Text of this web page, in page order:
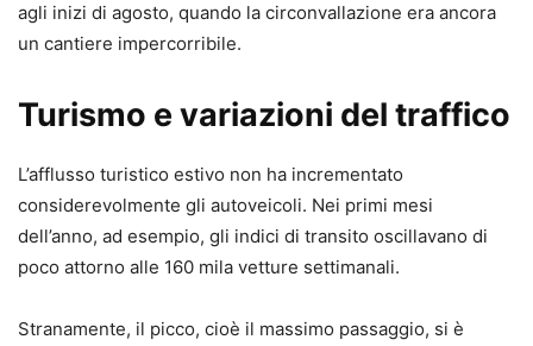
agli inizi di agosto, quando la circonvallazione era ancora
un cantiere impercorribile.
Turismo e variazioni del traffico
L’afflusso turistico estivo non ha incrementato
considerevolmente gli autoveicoli. Nei primi mesi
dell’anno, ad esempio, gli indici di transito oscillavano di
poco attorno alle 160 mila vetture settimanali.
Stranamente, il picco, cioè il massimo passaggio, si è